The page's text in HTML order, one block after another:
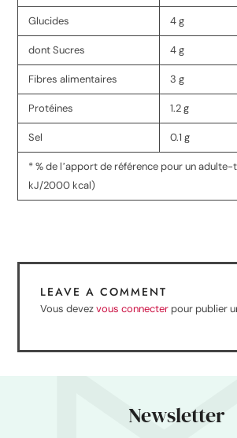
Glucides 4 g
dont Sucres 4 g
Fibres alimentaires 3 g
Protéines 1.2 g
Sel 0.1 g
* % de lʼapport de référence pour un
kJ/2000 kcal)
LEAVE A COMMENT
Vous devezvous connecter pour publier
Newsletter